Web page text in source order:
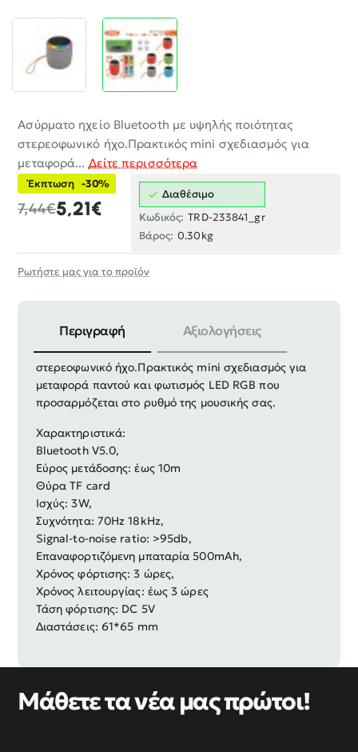
Ασύρματο ηχείο Bluetooth με υψηλής ποιότητας
στερεοφωνικό ήχο.Πρακτικός mini σχεδιασμός για
μεταφορά... Δείτε περισσότερα
Έκπτωση -30%
5,21€
7,44€
Διαθέσιμο
Κωδικός: TRD-233841_gr
Βάρος: 0.30kg
Ρωτήστε μας για το προϊόν
Περιγραφή Αξιολογήσεις
Ασύρματο ηχείο Bluetooth με υψηλής ποιότητας
στερεοφωνικό ήχο.Πρακτικός mini σχεδιασμός για
μεταφορά παντού και φωτισμός LED RGB που
προσαρμόζεται στο ρυθμό της μουσικής σας.
Χαρακτηριστικά:
Bluetooth V5.0,
Εύρος μετάδοσης: έως 10m
Θύρα TF card
Ισχύς: 3W,
Συχνότητα: 70Hz 18kHz,
Signal-to-noise ratio: >95db,
Επαναφορτιζόμενη μπαταρία 500mAh,
Χρόνος φόρτισης: 3 ώρες,
Χρόνος λειτουργίας: έως 3 ώρες
Τάση φόρτισης: DC 5V
Διαστάσεις: 61*65 mm
Μάθετε τα νέα μας πρώτοι!